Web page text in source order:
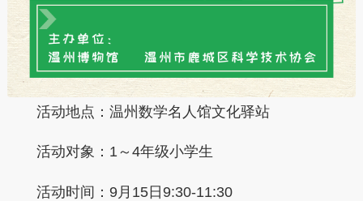
活动地点：温州数学名人馆文化驿站
活动对象：1～4年级小学生
活动时间：9月15日9:30-11:30